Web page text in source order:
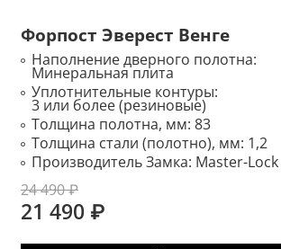
Форпост Эверест Венге
Наполнение дверного полотна:
Минеральная плита
Уплотнительные контуры:
3 или более (резиновые)
Толщина полотна, мм: 83
Толщина стали (полотно), мм: 1,2
Производитель Замка: Master-Lock
24 490 ₽
21 490 ₽